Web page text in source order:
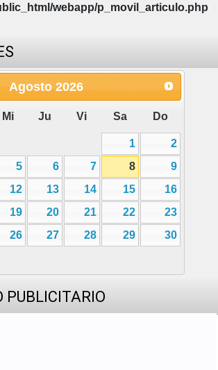
webapp/p_movil_articulo.php
Agosto 2026
Mi Ju Vi Sa Do
1
2
5 6 7 8
9
12 13 14 15
16
19 20 21 22
23
26 27 28 29
30
PUBLICITARIO